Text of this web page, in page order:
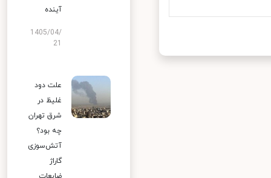
آینده
1405/04/
علت دود
غلیظ در
شرق تهران
چه بود؟
آتش‌سوزی
گاراژ